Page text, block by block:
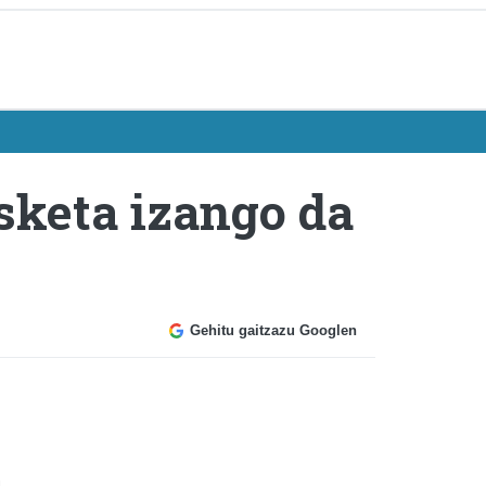
izango da
Gehitu gaitzazu Googlen